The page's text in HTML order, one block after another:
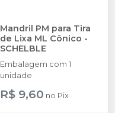
Mandril PM para Tira
de Lixa ML Cônico -
SCHELBLE
Embalagem com 1
unidade
R$ 9,60 no Pix